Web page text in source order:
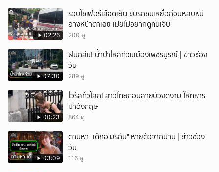
02:26
รวบโชเฟอร์เลือดเย็น ขับรถชนเหยื่อก่อนหลบหนี
อ้างหน้าตาเฉย เมียไม่อยากดูคนเจ็บ
200 ดู
07:30
ฝนถล่ม! น้ำป่าไหลท่วมเมืองเพชรบูรณ์ | ข่าวช่อง
วัน
289 ดู
00:23
ไวรัลทั่วโลก! สาวไทยถอนสายบัวงดงาม ให้ทหาร
ม้าอังกฤษ
864 ดู
03:09
ตามหา "เด็กอเมริกัน" หายตัวจากบ้าน | ข่าวช่อง
วัน
116 ดู